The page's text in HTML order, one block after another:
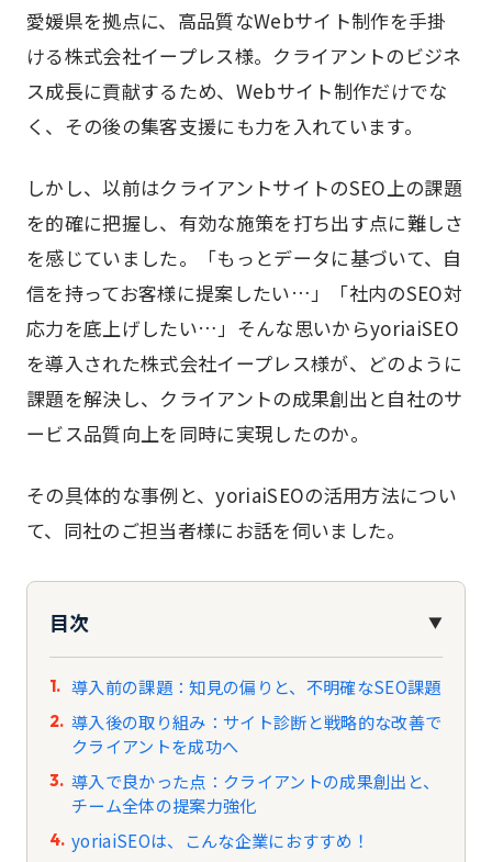
愛媛県を拠点に、高品質なWebサイト制作を手掛
ける株式会社イープレス様。クライアントのビジネ
ス成長に貢献するため、Webサイト制作だけでな
く、その後の集客支援にも力を入れています。
しかし、以前はクライアントサイトのSEO上の課題
を的確に把握し、有効な施策を打ち出す点に難しさ
を感じていました。「もっとデータに基づいて、自
信を持ってお客様に提案したい…」「社内のSEO対
応力を底上げしたい…」そんな思いからyoriaiSEO
を導入された株式会社イープレス様が、どのように
課題を解決し、クライアントの成果創出と自社のサ
ービス品質向上を同時に実現したのか。
その具体的な事例と、yoriaiSEOの活用方法につい
て、同社のご担当者様にお話を伺いました。
目次 ▼
導入前の課題：知見の偏りと、不明確なSEO課題
導入後の取り組み：サイト診断と戦略的な改善で
クライアントを成功へ
導入で良かった点：クライアントの成果創出と、
チーム全体の提案力強化
yoriaiSEOは、こんな企業におすすめ！